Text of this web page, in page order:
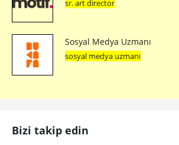
sr. art director
Sosyal Medya Uzmanı
sosyal medya uzmanı
Bizi takip edin